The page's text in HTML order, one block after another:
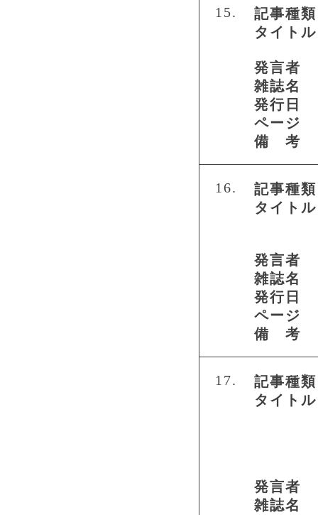
15.
記事種類
タイトル
発言者
雑誌名
発行日
ページ
備 考
16.
記事種類
タイトル
発言者
雑誌名
発行日
ページ
備 考
17.
記事種類
タイトル
発言者
雑誌名